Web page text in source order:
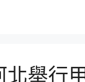
北舉行